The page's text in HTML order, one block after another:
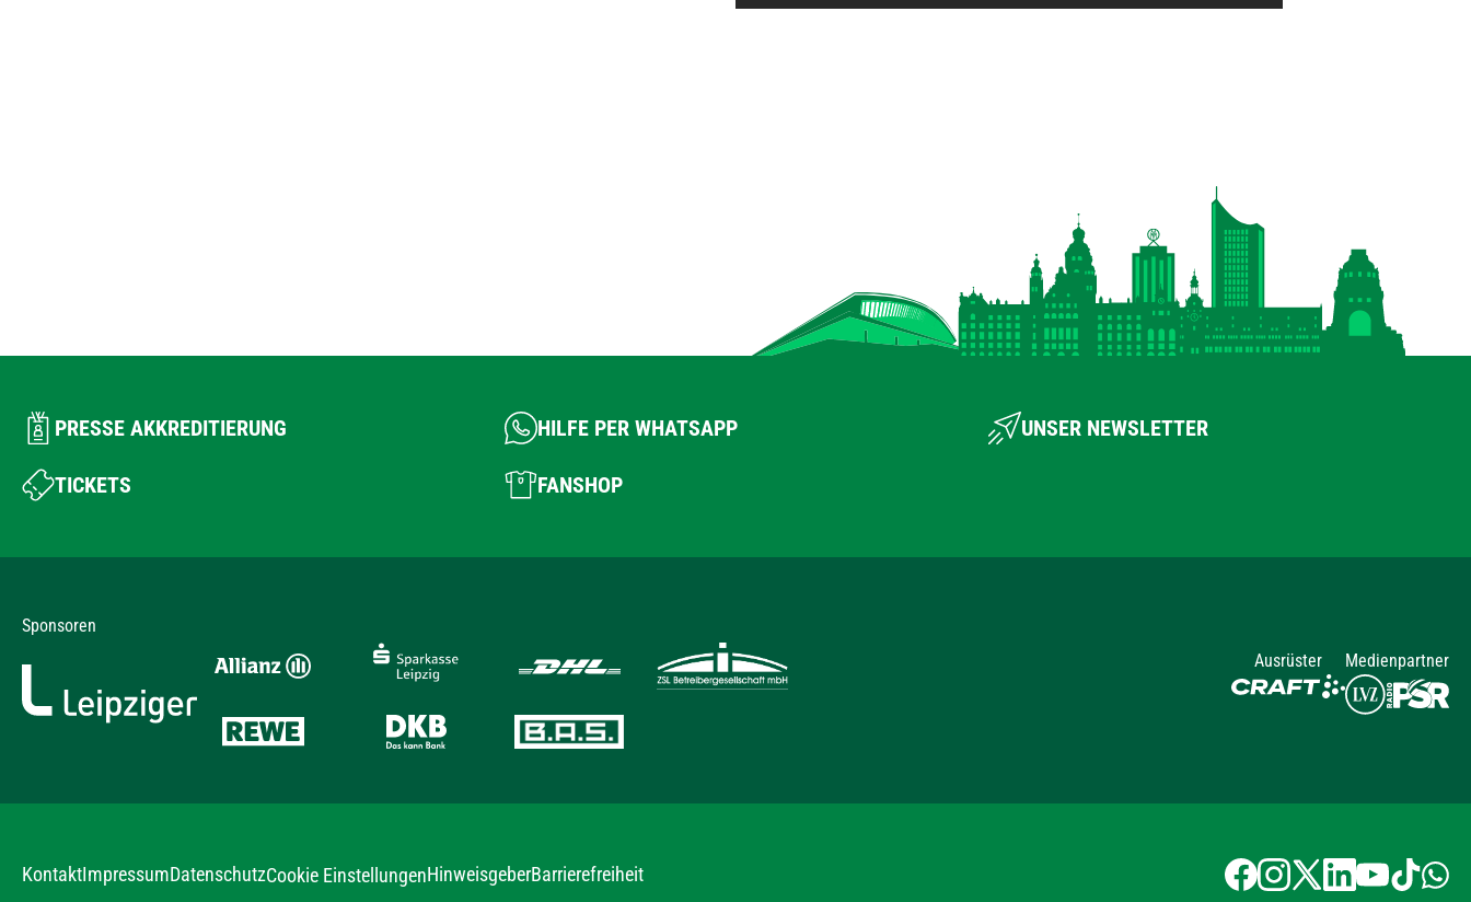
PRESSE AKKREDITIERUNG HILFE PER WHATSAPP UNSER NEWSLETTER
TICKETS FANSHOP
Sponsoren
Ausrüster
Medienpartner
KontaktImpressumDatenschutzCookie EinstellungenHinweisgeberBarrierefreiheit